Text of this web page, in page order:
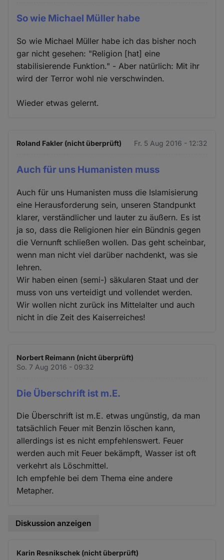
So wie Michael Müller habe
So wie Michael Müller habe ich das bisher noch
gar nicht gesehen: "Religion [hat] eine
stabilisierende Funktion." - Aber natürlich: Mit ihr
wird der Terror wohl nie verschwinden.
Wieder etwas gelernt.
Roland Fakler (nicht überprüft) Fr. 5 Aug 2016 - 12:32
Auch für uns Humanisten muss
Auch für uns Humanisten muss die Islamisierung
eine Herausforderung sein, unseren Standpunkt
klarer, verständlicher und lauter zu äußern. Es ist
ja so, dass die Religionen hier ein Bündnis gegen
die Vernunft schließen wollen. Das geht scheinbar,
wenn man nicht viel darüber nachdenkt, was sie
lehren.
Wir haben einen (semi-) säkularen Staat und der
muss von uns verteidigt und vollendet werden.
Wir wollen nicht zurück ins Mittelalter und auch
nicht in die Zeit des Kaiserreiches!
Norbert Reimann (nicht überprüft)
So. 7 Aug 2016 - 09:32
Die Überschrift ist m.E.
Die Überschrift ist m.E. etwas ungünstig, da man
tatsächlich Feuer mit Benzin löschen kann,
allerdings ist es nicht empfehlenswert. Feuer
werden auch mit Feuer bekämpft, Wasser ist oft
verkehrt als Löschmittel.
Ich empfehle bei dem Thema eine andere
Metapher.
Diskussion anzeigen
Karin Resnikschek (nicht überprüft)